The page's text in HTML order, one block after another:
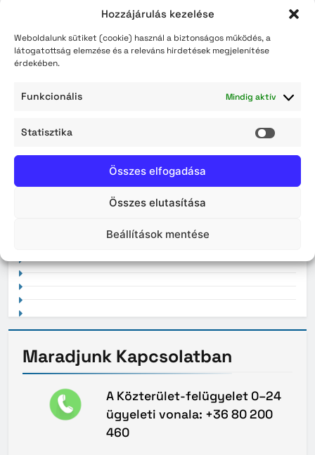
Hozzájárulás kezelése
Weboldalunk sütiket (cookie) használ a biztonságos működés, a
látogatottság elemzése és a releváns hirdetések megjelenítése
érdekében.
Funkcionális Mindig aktív
Statisztika
Összes elfogadása
Összes elutasítása
Beállítások mentése
2026. augusztus
2026. július
2026. június
2026. május
Maradjunk Kapcsolatban
A Közterület-felügyelet 0–24
ügyeleti vonala: +36 80 200
460